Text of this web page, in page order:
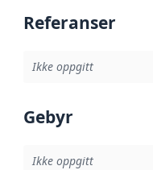
Referanser
Ikke oppgitt
Gebyr
Ikke oppgitt